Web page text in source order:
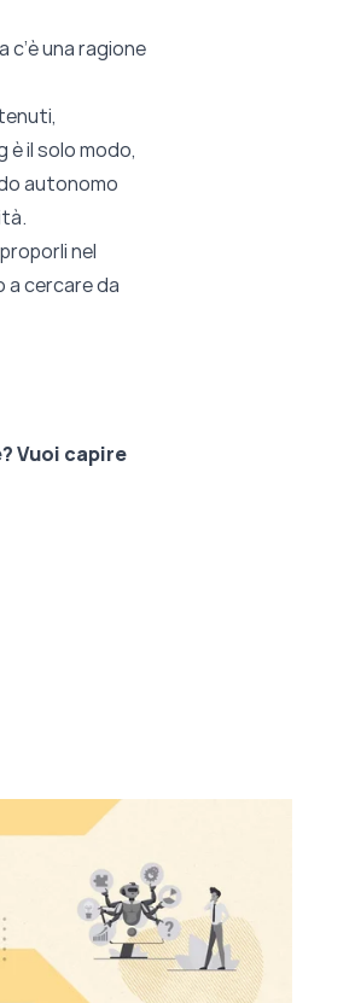
una ragione
il solo modo,
autonomo
nel
a cercare da
Vuoi capire